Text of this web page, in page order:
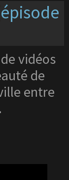
vidéos
de
entre